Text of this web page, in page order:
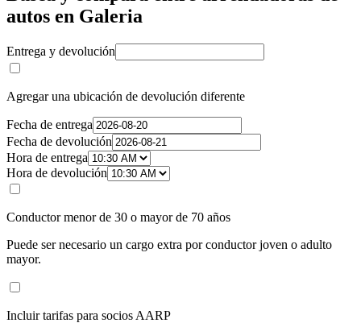
autos en Galeria
Entrega y devolución
Agregar una ubicación de devolución diferente
Fecha de entrega
Fecha de devolución
Hora de entrega
Hora de devolución
Conductor menor de 30 o mayor de 70 años
Puede ser necesario un cargo extra por conductor joven o adulto
mayor.
Incluir tarifas para socios AARP